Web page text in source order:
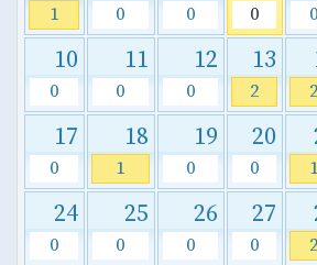
1 0 0 0 0
10
0
11
0
12
0
13
2 2
17
0
18
1
19
0
20
0 1
24
0
25
0
26
0
27
0 2